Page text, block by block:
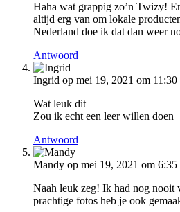
Haha wat grappig zo’n Twizy!
altijd erg van om lokale
Nederland doe ik dat dan weer
Antwoord
Ingrid op mei 19, 2021 om 11:30
Wat leuk dit
Zou ik echt een leer willen doen
Antwoord
Mandy op mei 19, 2021 om 6:35
Naah leuk zeg! Ik had nog nooit
prachtige fotos heb je ook